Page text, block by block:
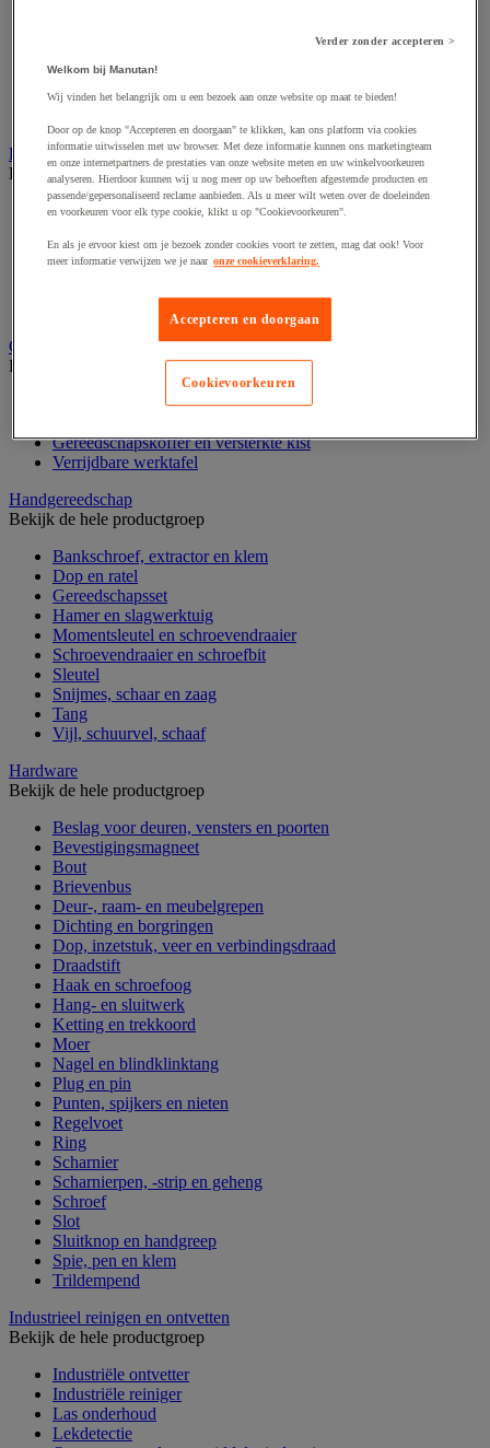
Accessoires voor snij-schuurmachine
Accessoires voor spijkermachine
Elektrische toebehoren en verlichting
Bekijk de hele productgroep
Accessoires voor elektrisch schakelpaneel
Elektrische kabel
Elektrische uitrusting
Gereedschap opbergen
Bekijk de hele productgroep
Assortimentsdoos en gereedschapkoffer
Gereedschapskoffer en versterkte kist
Verrijdbare werktafel
Handgereedschap
Bekijk de hele productgroep
Bankschroef, extractor en klem
Dop en ratel
Gereedschapsset
Hamer en slagwerktuig
Momentsleutel en schroevendraaier
Schroevendraaier en schroefbit
Sleutel
Snijmes, schaar en zaag
Tang
Vijl, schuurvel, schaaf
Hardware
Bekijk de hele productgroep
Beslag voor deuren, vensters en poorten
Bevestigingsmagneet
Bout
Brievenbus
Deur-, raam- en meubelgrepen
Dichting en borgringen
Dop, inzetstuk, veer en verbindingsdraad
Draadstift
Haak en schroefoog
Hang- en sluitwerk
Ketting en trekkoord
Moer
Nagel en blindklinktang
Plug en pin
Punten, spijkers en nieten
Regelvoet
Ring
Scharnier
Scharnierpen, -strip en geheng
Schroef
Slot
Sluitknop en handgreep
Spie, pen en klem
Trildempend
Industrieel reinigen en ontvetten
Bekijk de hele productgroep
Industriële ontvetter
Industriële reiniger
Las onderhoud
Lekdetectie
Verder zonder accepteren >
Welkom bij Manutan!
Wij vinden het belangrijk om u een bezoek aan onze website op maat te bieden!
Door op de knop "Accepteren en doorgaan" te klikken, kan ons platform via cookies
informatie uitwisselen met uw browser. Met deze informatie kunnen ons marketingteam
en onze internetpartners de prestaties van onze website meten en uw winkelvoorkeuren
analyseren. Hierdoor kunnen wij u nog meer op uw behoeften afgestemde producten en
passende/gepersonaliseerd reclame aanbieden. Als u meer wilt weten over de doeleinden
en voorkeuren voor elk type cookie, klikt u op "Cookievoorkeuren".
En als je ervoor kiest om je bezoek zonder cookies voort te zetten, mag dat ook! Voor
meer informatie verwijzen we je naar onze cookieverklaring.
Accepteren en doorgaan
Cookievoorkeuren